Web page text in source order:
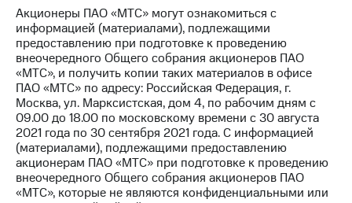
акционеров
Личный
кабинет
акционера
Акционерный
капитал
Контроль
и
аудит
Рынок
акций
Описание
Акционеры ПАО «МТС» могут ознакомиться с
информацией (материалами), подлежащими
предоставлению при подготовке к проведению
внеочередного Общего собрания акционеров ПАО
«МТС», и получить копии таких материалов в офисе
ПАО «МТС» по адресу: Российская Федерация, г.
Москва, ул. Марксистская, дом 4, по рабочим дням с
09.00 до 18.00 по московскому времени с 30 августа
2021 года по 30 сентября 2021 года. С информацией
(материалами), подлежащими предоставлению
акционерам ПАО «МТС» при подготовке к проведению
внеочередного Общего собрания акционеров ПАО
«МТС», которые не являются конфиденциальными или